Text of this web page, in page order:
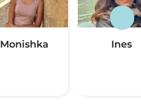
Monishka Ines